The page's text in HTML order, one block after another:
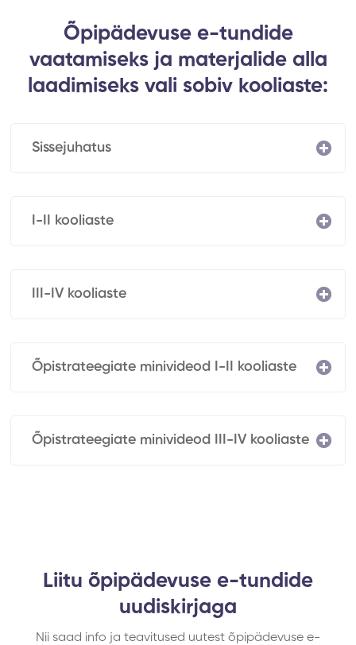
Õpipädevuse e-tundide
vaatamiseks ja materjalide alla
laadimiseks vali sobiv kooliaste:
Sissejuhatus
I-II kooliaste
III-IV kooliaste
Õpistrateegiate minivideod I-II kooliaste
Õpistrateegiate minivideod III-IV kooliaste
Liitu õpipädevuse e-tundide
uudiskirjaga
Nii saad info ja teavitused uutest õpipädevuse e-